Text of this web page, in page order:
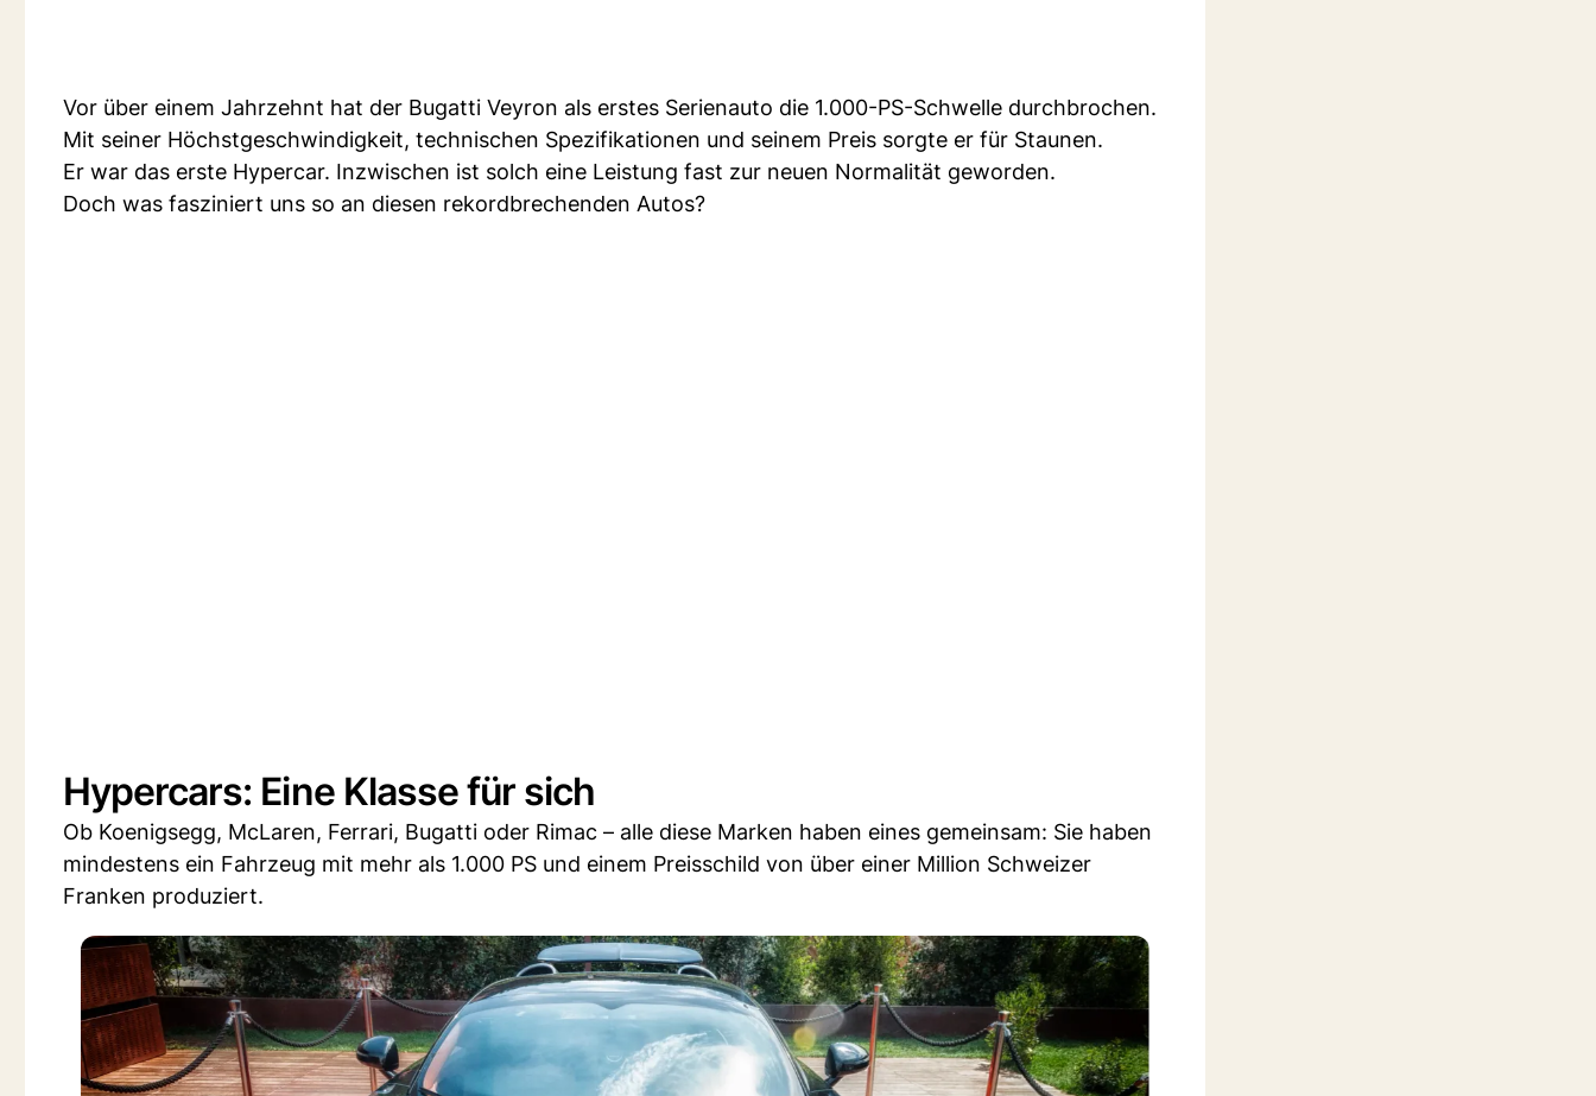
Vor über einem Jahrzehnt hat der Bugatti Veyron als erstes Serienauto die 1.000-PS-Schwelle durchbrochen.
Mit seiner Höchstgeschwindigkeit, technischen Spezifikationen und seinem Preis sorgte er für Staunen.
Er war das erste Hypercar. Inzwischen ist solch eine Leistung fast zur neuen Normalität geworden.
Doch was fasziniert uns so an diesen rekordbrechenden Autos?
Hypercars: Eine Klasse für sich
Ob Koenigsegg, McLaren, Ferrari, Bugatti oder Rimac – alle diese Marken haben eines gemeinsam: Sie haben
mindestens ein Fahrzeug mit mehr als 1.000 PS und einem Preisschild von über einer Million Schweizer
Franken produziert.